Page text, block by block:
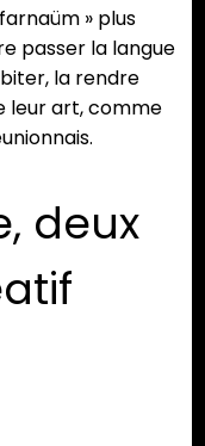
» plus
passer la langue
la rendre
leur art, comme
deux